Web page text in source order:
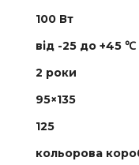
100 Вт
від -25 до +45 ℃
2 роки
95×135
125
кольорова